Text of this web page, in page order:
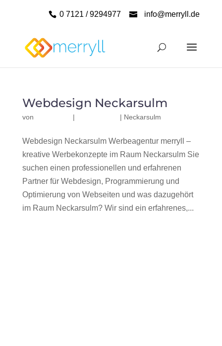
0 7121 / 9294977 info@merryll.de
Webdesign Neckarsulm
von | | Neckarsulm
Webdesign Neckarsulm Werbeagentur merryll –
kreative Werbekonzepte im Raum Neckarsulm Sie
suchen einen professionellen und erfahrenen
Partner für Webdesign, Programmierung und
Optimierung von Webseiten und was dazugehört
im Raum Neckarsulm? Wir sind ein erfahrenes,...